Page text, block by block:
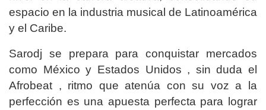
espacio en la industria musical de Latinoamérica
y el Caribe.
Sarodj se prepara para conquistar mercados
como México y Estados Unidos , sin duda el
Afrobeat , ritmo que atenúa con su voz a la
perfección es una apuesta perfecta para lograr